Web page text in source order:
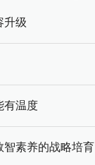
升级
有温度
智素养的战略培育